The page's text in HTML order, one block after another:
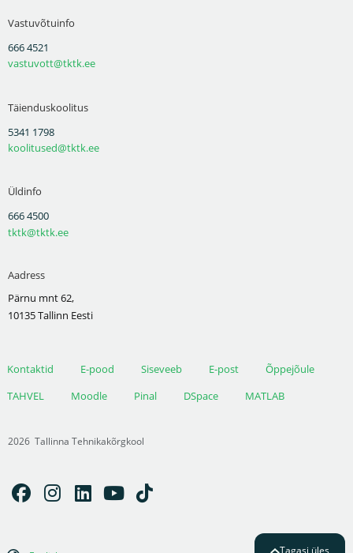
Vastuvõtuinfo
666 4521
vastuvott@tktk.ee
Täienduskoolitus
5341 1798
koolitused@tktk.ee
Üldinfo
666 4500
tktk@tktk.ee
Aadress
Pärnu mnt 62,
10135 Tallinn Eesti
Kontaktid E-pood Siseveeb E-post
Õppejõule
TAHVEL
Moodle Pinal DSpace MATLAB
2026 Tallinna Tehnikakõrgkool